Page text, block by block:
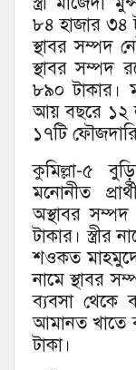
৮৪ হাজার ৩৪
স্থাবর সম্পদ
স্থাবর সম্পদ
৮৯০ টাকার।
আয় বছরে ১২
১৭টি
কুমিল্লা-৫
মনোনীত
অস্থাবর
টাকার।
শওকত
নামে স্থাবর
ব্যবসা থেকে
আমানত খাতে
টাকা।